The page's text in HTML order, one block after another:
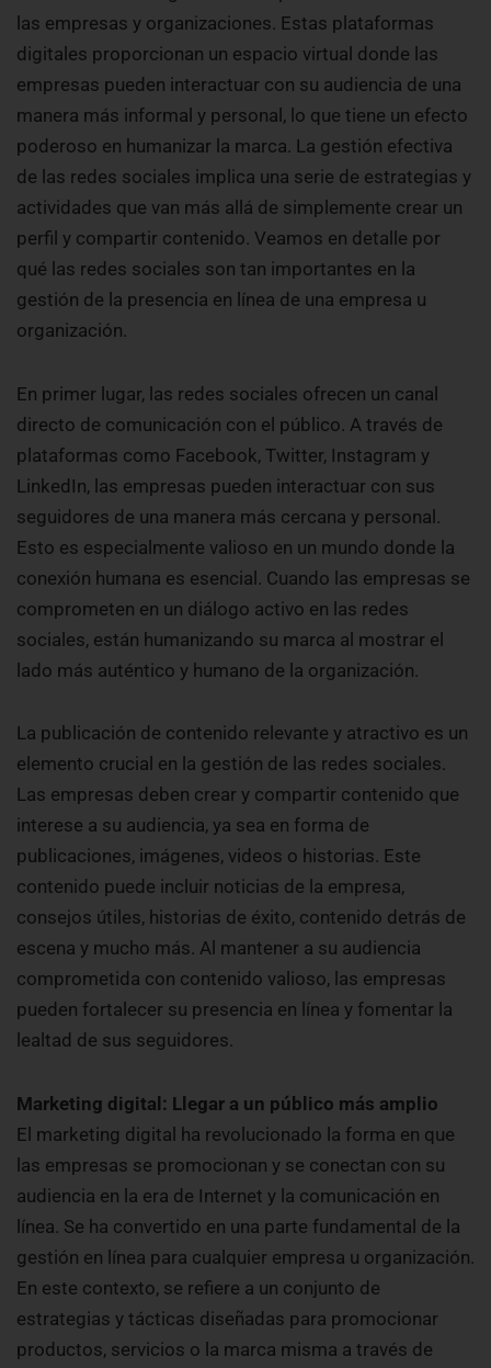
las empresas y organizaciones. Estas plataformas
digitales proporcionan un espacio virtual donde las
empresas pueden interactuar con su audiencia de una
manera más informal y personal, lo que tiene un efecto
poderoso en humanizar la marca. La gestión efectiva
de las redes sociales implica una serie de estrategias y
actividades que van más allá de simplemente crear un
perfil y compartir contenido. Veamos en detalle por
qué las redes sociales son tan importantes en la
gestión de la presencia en línea de una empresa u
organización.
En primer lugar, las redes sociales ofrecen un canal
directo de comunicación con el público. A través de
plataformas como Facebook, Twitter, Instagram y
LinkedIn, las empresas pueden interactuar con sus
seguidores de una manera más cercana y personal.
Esto es especialmente valioso en un mundo donde la
conexión humana es esencial. Cuando las empresas se
comprometen en un diálogo activo en las redes
sociales, están humanizando su marca al mostrar el
lado más auténtico y humano de la organización.
La publicación de contenido relevante y atractivo es un
elemento crucial en la gestión de las redes sociales.
Las empresas deben crear y compartir contenido que
interese a su audiencia, ya sea en forma de
publicaciones, imágenes, videos o historias. Este
contenido puede incluir noticias de la empresa,
consejos útiles, historias de éxito, contenido detrás de
escena y mucho más. Al mantener a su audiencia
comprometida con contenido valioso, las empresas
pueden fortalecer su presencia en línea y fomentar la
lealtad de sus seguidores.
Marketing digital: Llegar a un público más amplio
El marketing digital ha revolucionado la forma en que
las empresas se promocionan y se conectan con su
audiencia en la era de Internet y la comunicación en
línea. Se ha convertido en una parte fundamental de la
gestión en línea para cualquier empresa u organización.
En este contexto, se refiere a un conjunto de
estrategias y tácticas diseñadas para promocionar
productos, servicios o la marca misma a través de